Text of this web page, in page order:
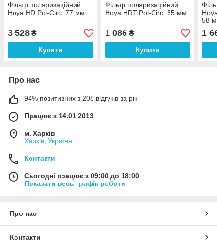
Фільтр поляризаційний
Hoya HD Pol-Circ. 77 мм
3 528 ₴
Купити
Фільтр поляризаційний
Hoya HRT Pol-Circ. 55 мм
1 086₴
Купити
58
1
Про нас
94% позитивних з 208 відгуків за рік
Працює з 14.01.2013
м. Харків
Харків, Україна
Контакти
Сьогодні працює з 09:00 до 18:00
Показати весь графік роботи
Про нас
Контакти